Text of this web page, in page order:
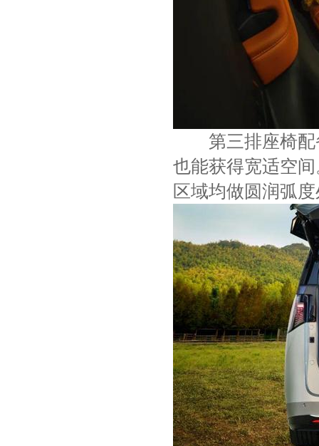
第三排座椅配
也能获得宽适空
区域均做圆润弧